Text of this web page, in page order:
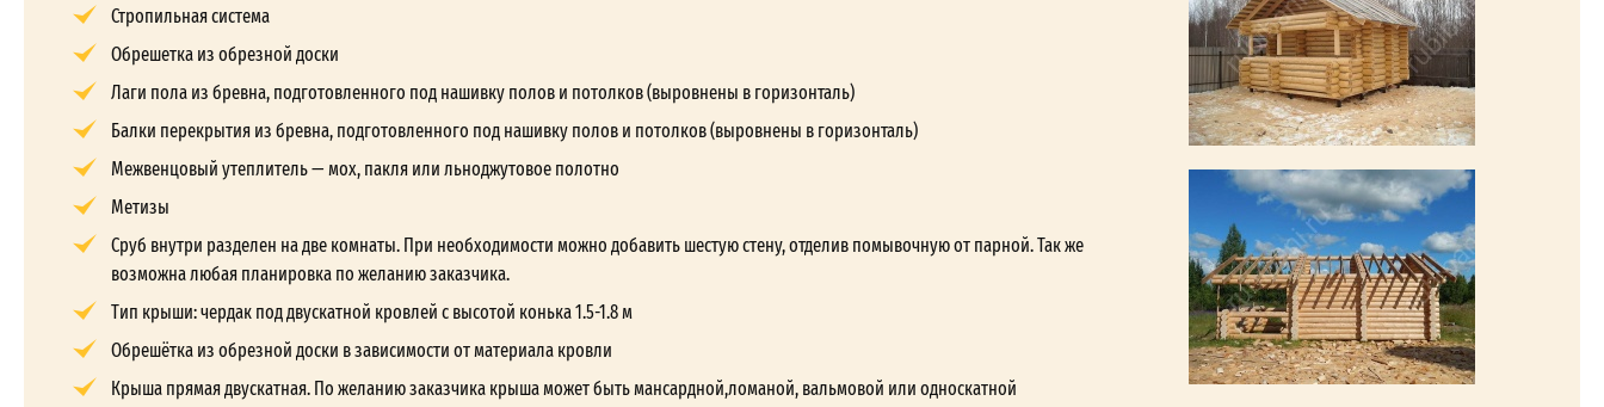
Стропильная система
Обрешетка из обрезной доски
Лаги пола из бревна, подготовленного под нашивку полов и потолков (выровнены в горизонталь)
Балки перекрытия из бревна, подготовленного под нашивку полов и потолков (выровнены в горизонталь)
Межвенцовый утеплитель — мох, пакля или льноджутовое полотно
Метизы
Сруб внутри разделен на две комнаты. При необходимости можно добавить шестую стену, отделив помывочную от парной. Так же
возможна любая планировка по желанию заказчика.
Тип крыши: чердак под двускатной кровлей с высотой конька 1.5-1.8 м
Обрешётка из обрезной доски в зависимости от материала кровли
Крыша прямая двускатная. По желанию заказчика крыша может быть мансардной,ломаной, вальмовой или односкатной